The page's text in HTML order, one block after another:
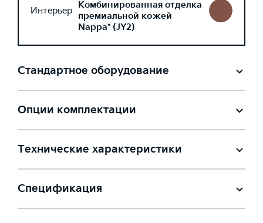
Интерьер Комбинированная отделка
премиальной кожей
Nappa* (JY2)
Стандартное оборудование
Опции комплектации
Технические характеристики
Спецификация